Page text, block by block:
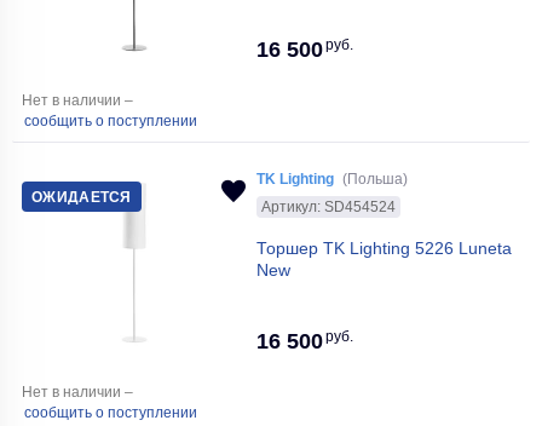
16 500руб.
Нет в наличии –
сообщить о поступлении
ОЖИДАЕТСЯ
TK Lighting (Польша)
Артикул: SD454524
Торшер TK Lighting 5226 Luneta
New
16 500руб.
Нет в наличии –
сообщить о поступлении